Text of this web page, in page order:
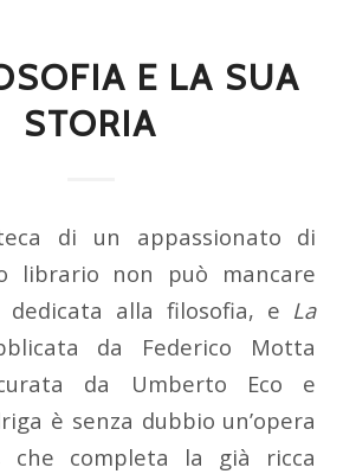
E LA SUA
STORIA
di un appassionato di
librario non può mancare
dedicata alla filosofia, e La
da Federico Motta
da Umberto Eco e
è senza dubbio un’opera
che completa la già ricca